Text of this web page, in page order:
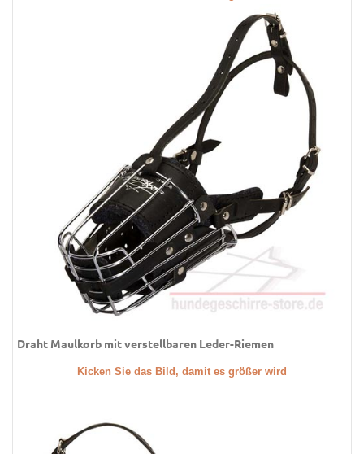
Draht Maulkorb mit verstellbaren Leder-Riemen
Kicken Sie das Bild, damit es größer wird